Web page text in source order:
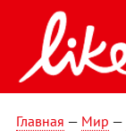
Главная — Мир —